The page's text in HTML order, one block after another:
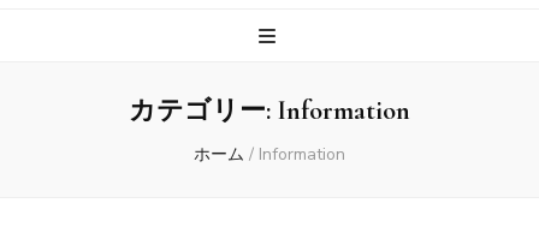
カテゴリー: Information
ホーム / Information